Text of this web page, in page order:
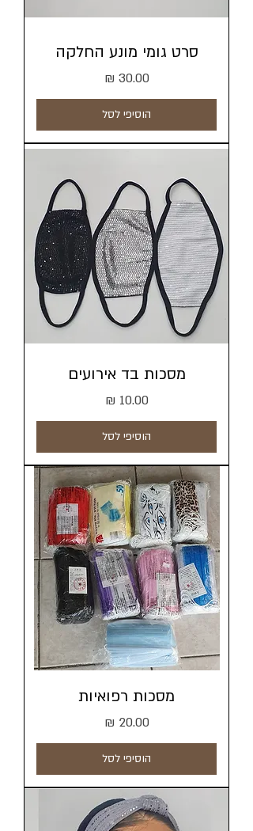
סרט גומי מונע החלקה
מחיר
הוסיפי לסל
מסכות בד אירועים
מחיר
הוסיפי לסל
מסכות רפואיות
מחיר
הוסיפי לסל